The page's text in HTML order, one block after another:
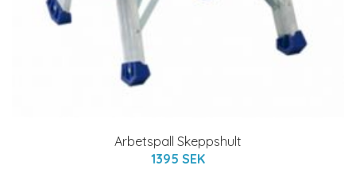
Arbetspall Skeppshult
1395 SEK